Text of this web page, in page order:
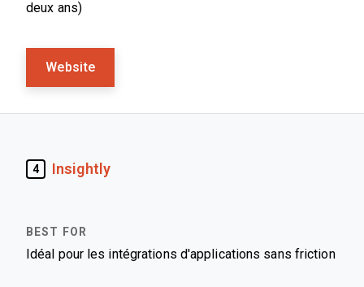
deux ans)
Website
4 Insightly
Idéal pour les intégrations d'applications sans friction